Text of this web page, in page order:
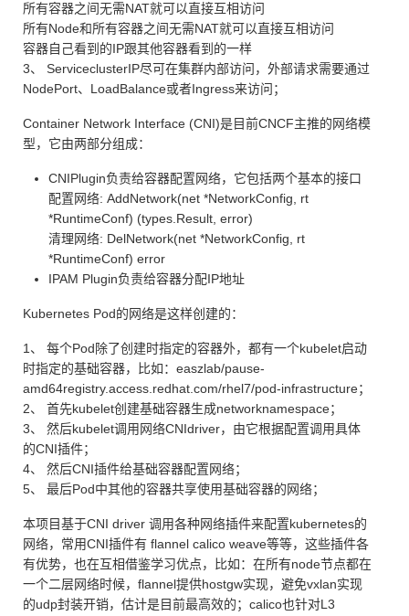
所有容器之间无需NAT就可以直接互相访问
所有Node和所有容器之间无需NAT就可以直接互相访问
容器自己看到的IP跟其他容器看到的一样
3、 ServiceclusterIP尽可在集群内部访问，外部请求需要通过
NodePort、LoadBalance或者Ingress来访问；
Container Network Interface (CNI)是目前CNCF主推的网络模
型，它由两部分组成：
CNIPlugin负责给容器配置网络，它包括两个基本的接口
配置网络: AddNetwork(net *NetworkConfig, rt
*RuntimeConf) (types.Result, error)
清理网络: DelNetwork(net *NetworkConfig, rt
*RuntimeConf) error
IPAM Plugin负责给容器分配IP地址
Kubernetes Pod的网络是这样创建的：
1、 每个Pod除了创建时指定的容器外，都有一个kubelet启动
时指定的基础容器，比如：easzlab/pause-
amd64registry.access.redhat.com/rhel7/pod-infrastructure；
2、 首先kubelet创建基础容器生成networknamespace；
3、 然后kubelet调用网络CNIdriver，由它根据配置调用具体
的CNI插件；
4、 然后CNI插件给基础容器配置网络；
5、 最后Pod中其他的容器共享使用基础容器的网络；
本项目基于CNI driver 调用各种网络插件来配置kubernetes的
网络，常用CNI插件有 flannel calico weave等等，这些插件各
有优势，也在互相借鉴学习优点，比如：在所有node节点都在
一个二层网络时候，flannel提供hostgw实现，避免vxlan实现
的udp封装开销，估计是目前最高效的；calico也针对L3